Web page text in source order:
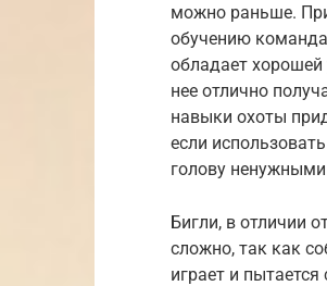
можно раньше.
обучению
обладает
нее отлично
навыки охоты
если
голову
Бигли, в отличии
сложно, так как
играет и